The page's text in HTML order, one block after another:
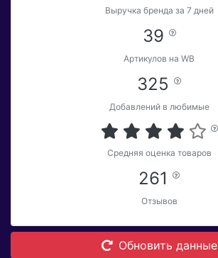
Выручка бренда за 7 дней
39
Артикулов на WB
325
Добавлений в любимые
Средняя оценка товаров
261
Отзывов
Обновить данные